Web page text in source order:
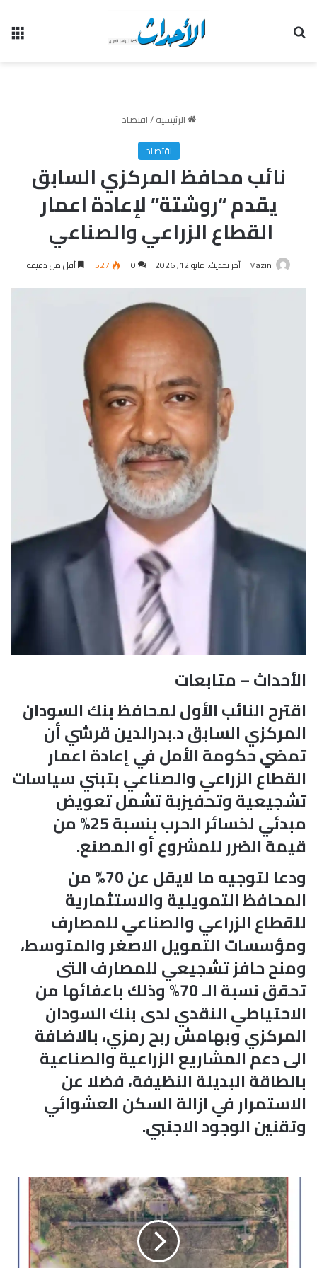
الرئيسية/اقتصاد
اقتصاد
نائب محافظ المركزي السابق
يقدم “روشتة” لإعادة اعمار
القطاع الزراعي والصناعي
Mazin آخر تحديث: مايو 12, 2026 0
527 أقل من دقيقة
الأحداث – متابعات
اقترح النائب الأول لمحافظ بنك السودان
المركزي السابق د.بدرالدين قرشي أن
تمضي حكومة الأمل في إعادة اعمار
القطاع الزراعي والصناعي بتبني سياسات
تشجيعية وتحفيزبة تشمل تعويض
مبدئي لخسائر الحرب بنسبة 25% من
قيمة الضرر للمشروع أو المصنع.
ودعا لتوجيه ما لايقل عن 70% من
المحافظ التمويلية والاستثمارية
للقطاع الزراعي والصناعي للمصارف
ومؤسسات التمويل الاصغر والمتوسط،
ومنح حافز تشجيعي للمصارف التى
تحقق نسبة الـ 70% وذلك باعفائها من
الاحتياطي النقدي لدى بنك السودان
المركزي وبهامش ربح رمزي، بالاضافة
الى دعم المشاريع الزراعية والصناعية
بالطاقة البديلة النظيفة، فضلا عن
الاستمرار في ازالة السكن العشوائي
وتقنين الوجود الاجنبي.